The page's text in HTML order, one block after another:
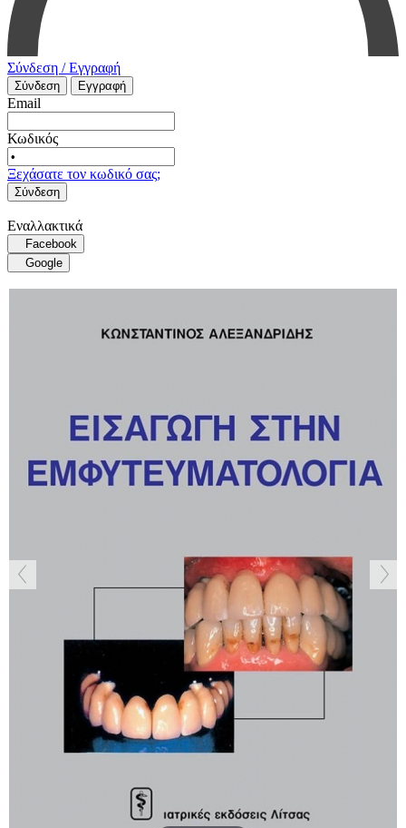
Σύνδεση / Εγγραφή
Σύνδεση Εγγραφή
Email
Κωδικός
Ξεχάσατε τον κωδικό σας;
Σύνδεση
Εναλλακτικά
Facebook
Google